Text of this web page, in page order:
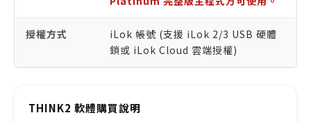
授權方式
iLok 帳號 (支援 iLok 2/3 USB 硬體
鎖或 iLok Cloud 雲端授權)
THINK2 軟體購買說明